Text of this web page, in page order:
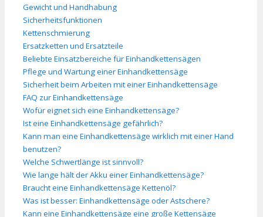
Gewicht und Handhabung
Sicherheitsfunktionen
Kettenschmierung
Ersatzketten und Ersatzteile
Beliebte Einsatzbereiche für Einhandkettensägen
Pflege und Wartung einer Einhandkettensäge
Sicherheit beim Arbeiten mit einer Einhandkettensäge
FAQ zur Einhandkettensäge
Wofür eignet sich eine Einhandkettensäge?
Ist eine Einhandkettensäge gefährlich?
Kann man eine Einhandkettensäge wirklich mit einer Hand
benutzen?
Welche Schwertlänge ist sinnvoll?
Wie lange hält der Akku einer Einhandkettensäge?
Braucht eine Einhandkettensäge Kettenöl?
Was ist besser: Einhandkettensäge oder Astschere?
Kann eine Einhandkettensäge eine große Kettensäge